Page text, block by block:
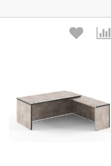
Выберите количество: